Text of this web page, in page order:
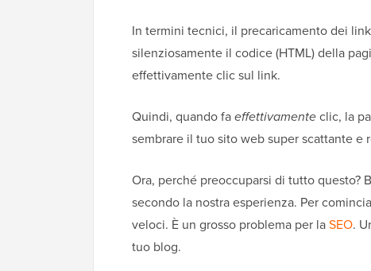
In termini tecnici, il precaricamento dei
silenziosamente il codice (HTML) della
effettivamente clic sul link.
Quindi, quando faeffettivamenteclic, la
sembrare il tuo sito web super scattante e
Ora, perché preoccuparsi di tutto
secondo la nostra esperienza. Per
veloci. È un grosso problema per laSEO.
tuo blog.